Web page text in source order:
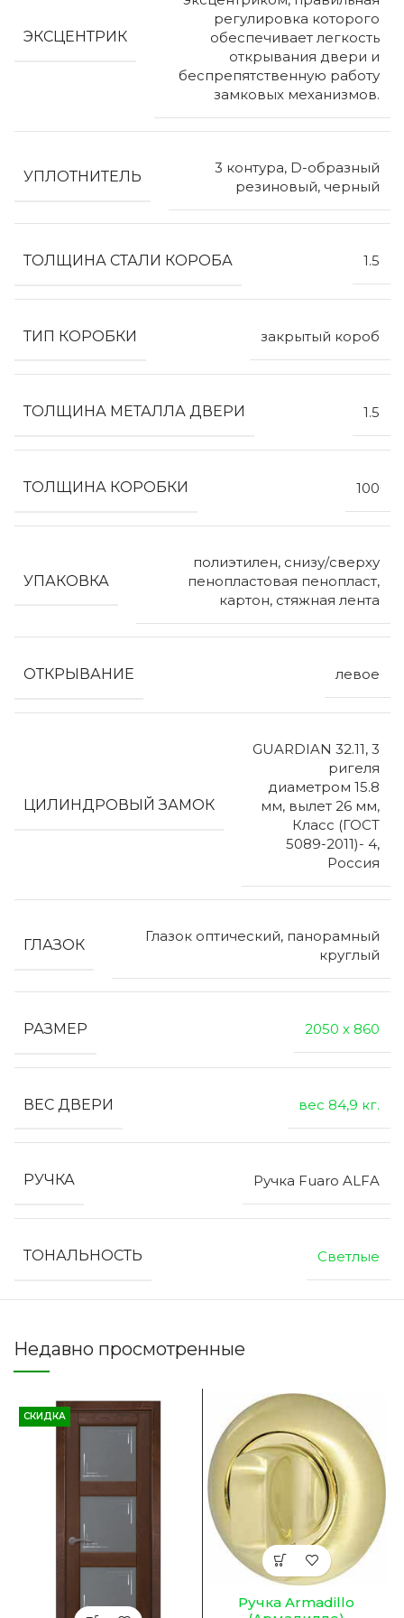
ЭКСЦЕНТРИК
регулировка которого
обеспечивает легкость
открывания двери и
беспрепятственную работу
замковых механизмов.
УПЛОТНИТЕЛЬ
3 контура, D-образный
резиновый, черный
ТОЛЩИНА СТАЛИ КОРОБА 1.5
ТИП КОРОБКИ закрытый короб
ТОЛЩИНА МЕТАЛЛА ДВЕРИ 1.5
ТОЛЩИНА КОРОБКИ 100
УПАКОВКА
полиэтилен, снизу/сверху
пенопластовая пенопласт,
картон, стяжная лента
ОТКРЫВАНИЕ левое
ЦИЛИНДРОВЫЙ ЗАМОК
GUARDIAN 32.11, 3
ригеля
диаметром 15.8
мм, вылет 26 мм,
Класс (ГОСТ
5089-2011)- 4,
Россия
ГЛАЗОК
Глазок оптический, панорамный
круглый
РАЗМЕР 2050 х 860
ВЕС ДВЕРИ вес 84,9 кг.
РУЧКА Ручка Fuaro ALFA
ТОНАЛЬНОСТЬ Светлые
Недавно просмотренные
СКИДКА
Ручка Armadillo